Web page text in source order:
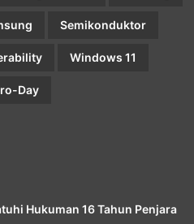
Semikonduktor
Windows 11
Day
Hukuman 16 Tahun Penjara